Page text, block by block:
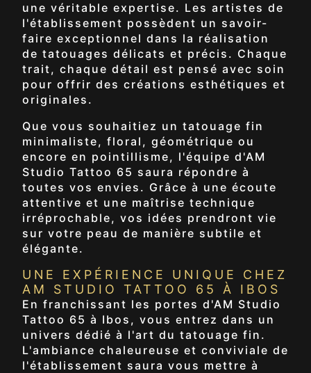
une véritable expertise. Les artistes de
l'établissement possèdent un savoir-
faire exceptionnel dans la réalisation
de tatouages délicats et précis. Chaque
trait, chaque détail est pensé avec soin
pour offrir des créations esthétiques et
originales.
Que vous souhaitiez un tatouage fin
minimaliste, floral, géométrique ou
encore en pointillisme, l'équipe d'AM
Studio Tattoo 65 saura répondre à
toutes vos envies. Grâce à une écoute
attentive et une maîtrise technique
irréprochable, vos idées prendront vie
sur votre peau de manière subtile et
élégante.
UNE EXPÉRIENCE UNIQUE CHEZ
AM STUDIO TATTOO 65 À IBOS
En franchissant les portes d'AM Studio
Tattoo 65 à Ibos, vous entrez dans un
univers dédié à l'art du tatouage fin.
L'ambiance chaleureuse et conviviale de
l'établissement saura vous mettre à